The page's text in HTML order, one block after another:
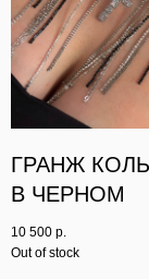
ГРАНЖ
В ЧЕРНОМ
10 500 р.
Out of stock